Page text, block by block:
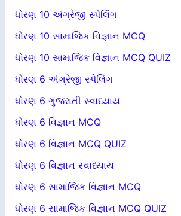
ધોરણ 10 અંગ્રેજી સ્પેલિંગ
ધોરણ 10 સામાજિક વિજ્ઞાન MCQ
ધોરણ 10 સામાજિક વિજ્ઞાન MCQ QUIZ
ધોરણ 6 અંગ્રેજી સ્પેલિંગ
ધોરણ 6 ગુજરાતી સ્વાધ્યાય
ધોરણ 6 વિજ્ઞાન MCQ
ધોરણ 6 વિજ્ઞાન MCQ QUIZ
ધોરણ 6 વિજ્ઞાન સ્વાધ્યાય
ધોરણ 6 સામાજિક વિજ્ઞાન MCQ
ધોરણ 6 સામાજિક વિજ્ઞાન MCQ QUIZ